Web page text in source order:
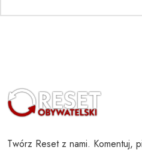
Twórz Reset z nami. Komentuj,